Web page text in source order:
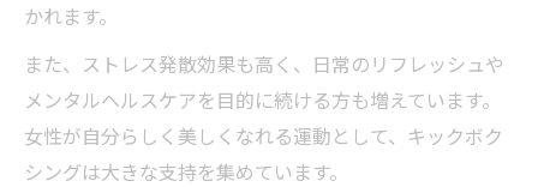
かれます。
また、ストレス発散効果も高く、日常のリフレッシュや
メンタルヘルスケアを目的に続ける方も増えています。
女性が自分らしく美しくなれる運動として、キックボク
シングは大きな支持を集めています。